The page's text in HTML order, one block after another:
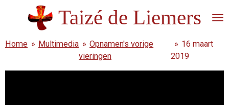
de
Taizé de Liemers
Home » Multimedia » Opnamen's vorige
vieringen
» 16 maart
2019